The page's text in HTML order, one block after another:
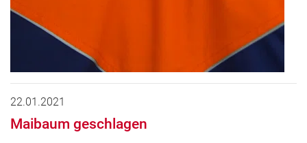
22.01.2021
Maibaum geschlagen